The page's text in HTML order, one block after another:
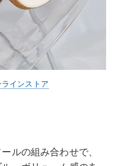
インストア
ルの組み合わせで、